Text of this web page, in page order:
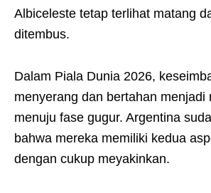
Albiceleste tetap terlihat matang
ditembus.
Dalam Piala Dunia 2026,
menyerang dan bertahan menjadi
menuju fase gugur. Argentina
bahwa mereka memiliki kedua
dengan cukup meyakinkan.